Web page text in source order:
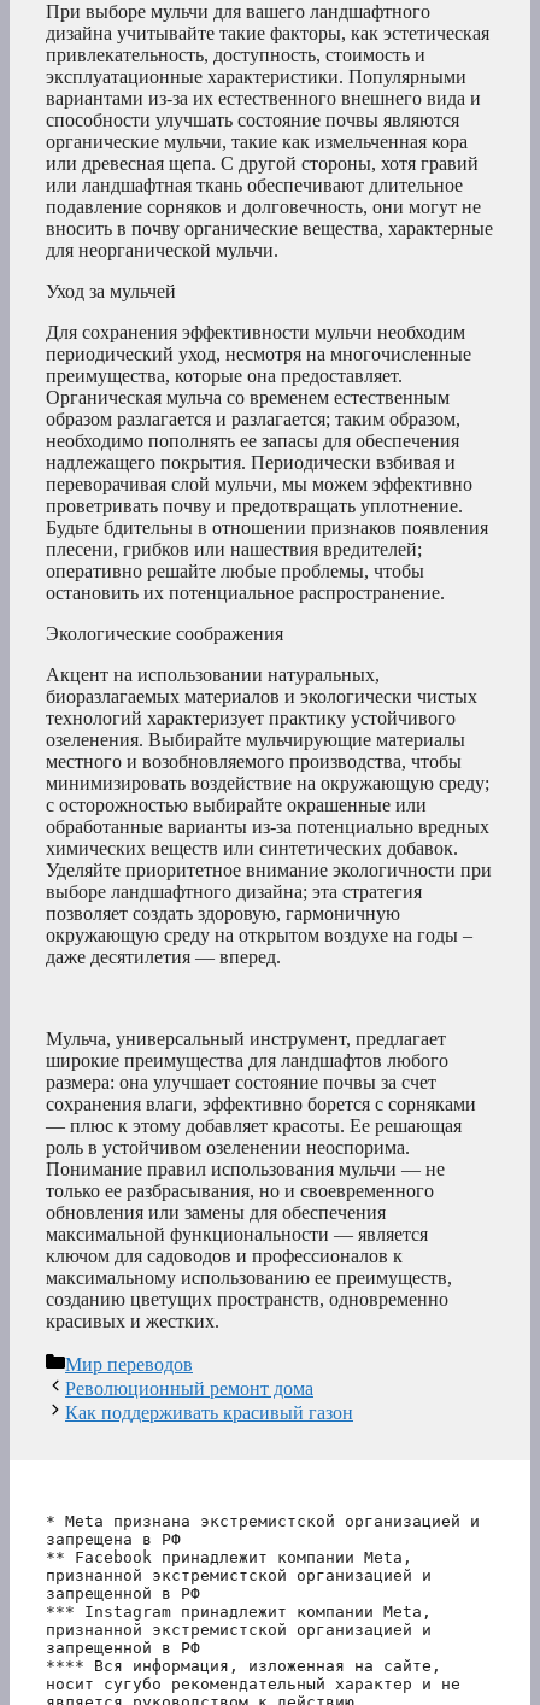
При выборе мульчи для вашего ландшафтного
дизайна учитывайте такие факторы, как эстетическая
привлекательность, доступность, стоимость и
эксплуатационные характеристики. Популярными
вариантами из-за их естественного внешнего вида и
способности улучшать состояние почвы являются
органические мульчи, такие как измельченная кора
или древесная щепа. С другой стороны, хотя гравий
или ландшафтная ткань обеспечивают длительное
подавление сорняков и долговечность, они могут не
вносить в почву органические вещества, характерные
для неорганической мульчи.
Уход за мульчей
Для сохранения эффективности мульчи необходим
периодический уход, несмотря на многочисленные
преимущества, которые она предоставляет.
Органическая мульча со временем естественным
образом разлагается и разлагается; таким образом,
необходимо пополнять ее запасы для обеспечения
надлежащего покрытия. Периодически взбивая и
переворачивая слой мульчи, мы можем эффективно
проветривать почву и предотвращать уплотнение.
Будьте бдительны в отношении признаков появления
плесени, грибков или нашествия вредителей;
оперативно решайте любые проблемы, чтобы
остановить их потенциальное распространение.
Экологические соображения
Акцент на использовании натуральных,
биоразлагаемых материалов и экологически чистых
технологий характеризует практику устойчивого
озеленения. Выбирайте мульчирующие материалы
местного и возобновляемого производства, чтобы
минимизировать воздействие на окружающую среду;
с осторожностью выбирайте окрашенные или
обработанные варианты из-за потенциально вредных
химических веществ или синтетических добавок.
Уделяйте приоритетное внимание экологичности при
выборе ландшафтного дизайна; эта стратегия
позволяет создать здоровую, гармоничную
окружающую среду на открытом воздухе на годы –
даже десятилетия — вперед.
Мульча, универсальный инструмент, предлагает
широкие преимущества для ландшафтов любого
размера: она улучшает состояние почвы за счет
сохранения влаги, эффективно борется с сорняками
— плюс к этому добавляет красоты. Ее решающая
роль в устойчивом озеленении неоспорима.
Понимание правил использования мульчи — не
только ее разбрасывания, но и своевременного
обновления или замены для обеспечения
максимальной функциональности — является
ключом для садоводов и профессионалов к
максимальному использованию ее преимуществ,
созданию цветущих пространств, одновременно
красивых и жестких.
Рубрики
Мир переводов
Революционный ремонт дома
Как поддерживать красивый газон
* Meta признана экстремистской организацией и
запрещена в РФ
** Facebook принадлежит компании Meta,
признанной экстремистской организацией и
запрещенной в РФ
*** Instagram принадлежит компании Meta,
признанной экстремистской организацией и
запрещенной в РФ
**** Вся информация, изложенная на сайте,
носит сугубо рекомендательный характер и не